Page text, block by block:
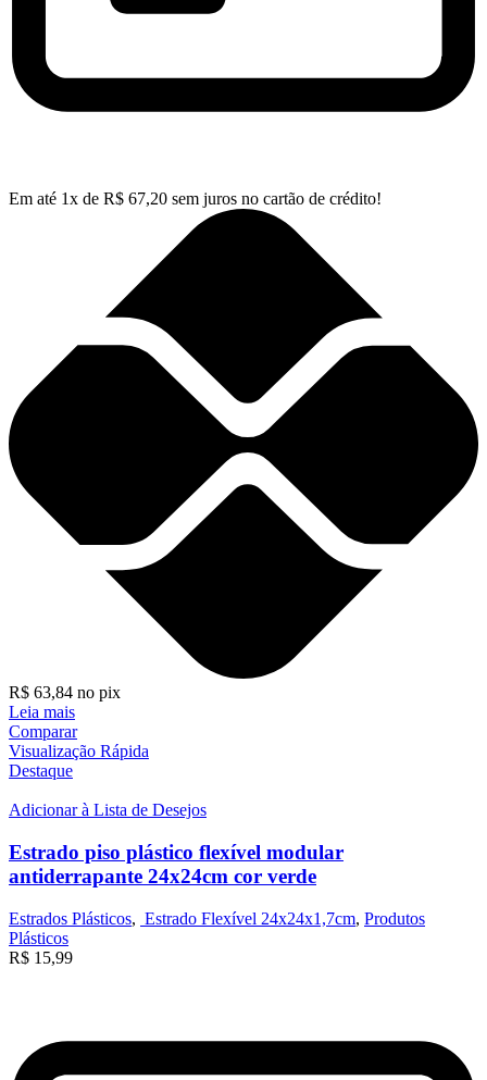
Em até 1x de R$ 67,20 sem juros no cartão de crédito!
R$ 63,84 no pix
Leia mais
Comparar
Visualização Rápida
Destaque
Adicionar à Lista de Desejos
Estrado piso plástico flexível modular
antiderrapante 24x24cm cor verde
Estrados Plásticos, Estrado Flexível 24x24x1,7cm, Produtos
Plásticos
R$ 15,99